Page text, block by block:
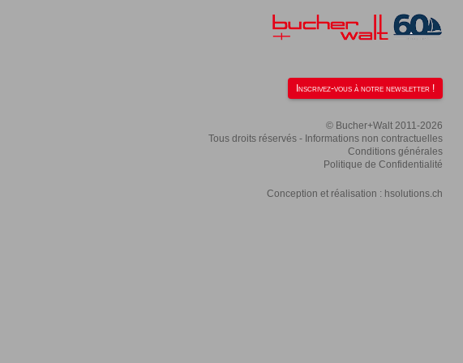
Inscrivez-vous à notre newsletter !
© Bucher+Walt 2011-2026
Tous droits réservés - Informations non contractuelles
Conditions générales
Politique de Confidentialité
Conception et réalisation : hsolutions.ch